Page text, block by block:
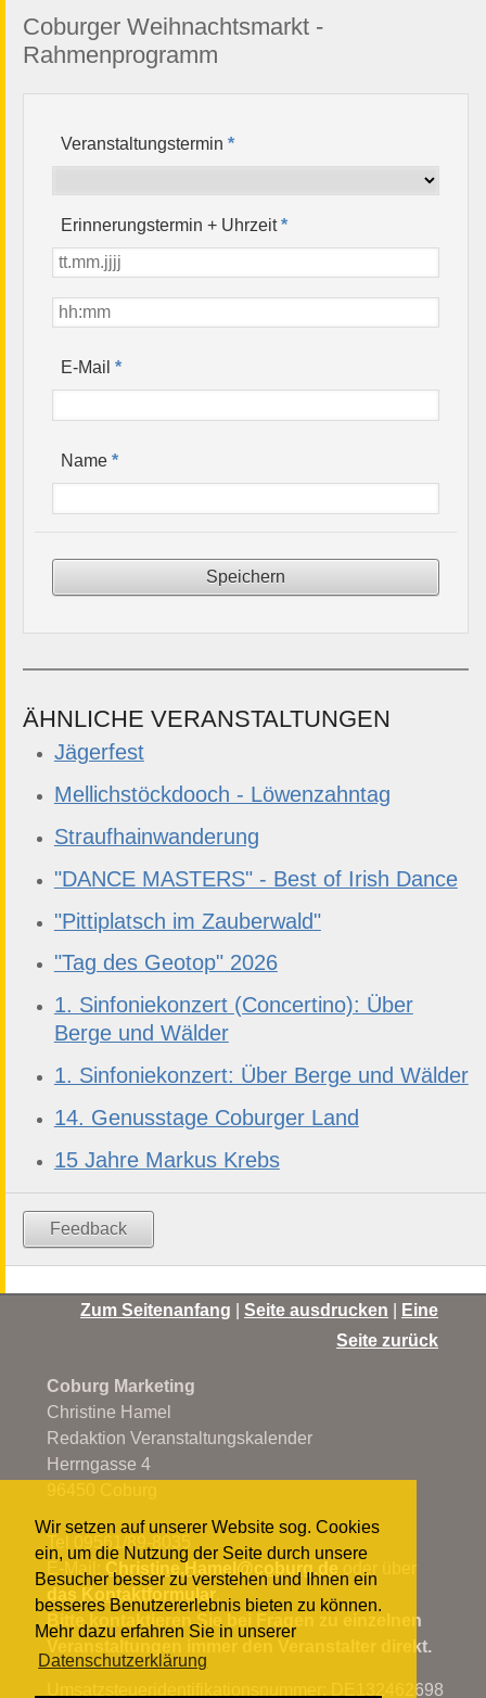
Wir setzen auf unserer Website sog. Cookies
ein, um die Nutzung der Seite durch unsere
Besucher besser zu verstehen und Ihnen ein
besseres Benutzererlebnis bieten zu können.
Mehr dazu erfahren Sie in unserer
Datenschutzerklärung
Coburger Weihnachtsmarkt -
Rahmenprogramm
Veranstaltungstermin*
Erinnerungstermin + Uhrzeit*
E-Mail*
Name*
ÄHNLICHE VERANSTALTUNGEN
Jägerfest
Mellichstöckdooch - Löwenzahntag
Straufhainwanderung
"DANCE MASTERS" - Best of Irish Dance
"Pittiplatsch im Zauberwald"
"Tag des Geotop" 2026
1. Sinfoniekonzert (Concertino): Über
Berge und Wälder
1. Sinfoniekonzert: Über Berge und Wälder
14. Genusstage Coburger Land
15 Jahre Markus Krebs
Feedback
Zum Seitenanfang |Seite ausdrucken
Eine
Seite zurück
Coburg Marketing
Christine Hamel
Redaktion Veranstaltungskalender
Herrngasse 4
Tel 09561/89-8035
E-Mail: Christine.Hamel@coburg.de oder über
das Kontaktformular
Bitte kontaktieren Sie bei Fragen zu einzelnen
Veranstaltungen immer den Veranstalter direkt.
Umsatzsteueridentifikationsnummer: DE132462698